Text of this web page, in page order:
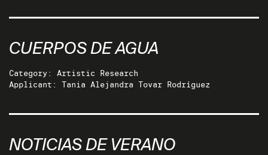
CUERPOS DE AGUA
Category: Artistic Research
Applicant: Tania Alejandra Tovar Rodríguez
NOTICIAS DE VERANO